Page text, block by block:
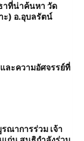
าที่น่าค้นหา วัด
ะ) อ.อุบลรัตน์
ละความอัศจรรย์ที่
ณาการร่วม เจ้า